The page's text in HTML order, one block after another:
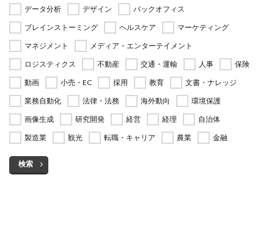
データ分析 デザイン
バックオフィス
ブレインストーミング
ヘルスケア
マーケティング
マネジメント
メディア・エンターテイメント
ロジスティクス
不動産 交通・運輸 人事
保険
動画
小売・EC 採用 教育
文書・ナレッジ
業務自動化
法律・法務 海外動向
環境保護
画像生成
研究開発 経営 経理
自治体
製造業
観光 転職・キャリア 農業 金融
検索